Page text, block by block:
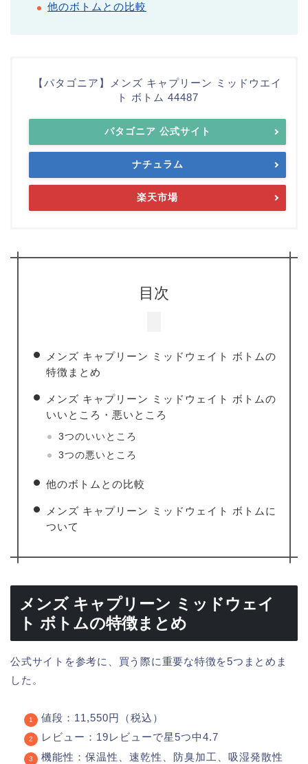
他のボトムとの比較
【パタゴニア】メンズ キャプリーン ミッドウエイ
ト ボトム 44487
パタゴニア 公式サイト
ナチュラム
楽天市場
目次
メンズ キャプリーン ミッドウェイト ボトムの
特徴まとめ
メンズ キャプリーン ミッドウェイト ボトムの
いいところ・悪いところ
3つのいいところ
3つの悪いところ
他のボトムとの比較
メンズ キャプリーン ミッドウェイト ボトムに
ついて
メンズ キャプリーン ミッドウェイ
ト ボトムの特徴まとめ
公式サイトを参考に、買う際に重要な特徴を5つまとめま
した。
値段：11,550円（税込）
レビュー：19レビューで星5つ中4.7
機能性：保温性、速乾性、防臭加工、吸湿発散性